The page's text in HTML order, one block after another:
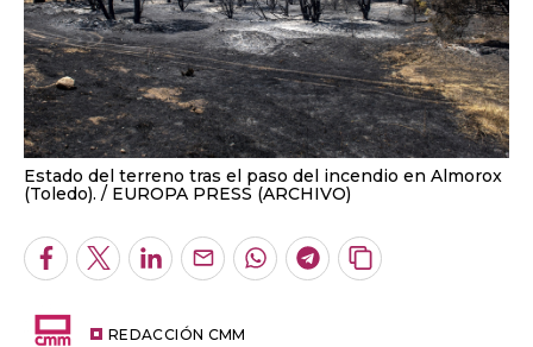
Estado del terreno tras el paso del incendio en Almorox
(Toledo).
EUROPA PRESS (ARCHIVO)
Facebook
TwitterLinkedInEnviarWhatsapp
Telegram
Copiar
REDACCIÓN CMM